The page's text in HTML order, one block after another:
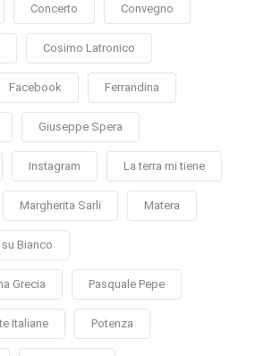
Concerto Convegno
Cosimo Latronico
Facebook Ferrandina
Giuseppe Spera
Instagram La terra mi tiene
Margherita Sarli Matera
Bianco
Grecia Pasquale Pepe
Italiane Potenza